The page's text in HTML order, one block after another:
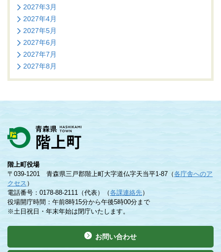
2027年3月
2027年4月
2027年5月
2027年6月
2027年7月
2027年8月
階上町役場
〒039-1201 青森県三戸郡階上町大字道仏字天当平1-87（各庁舎へのア
クセス ）
電話番号：0178-88-2111（代表）（各課連絡先）
役場開庁時間：午前8時15分から午後5時00分まで
※土日祝日・年末年始は閉庁いたします。
お問い合わせ